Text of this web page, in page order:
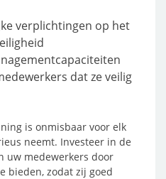
verplichtingen op het
dat ze veilig
is onmisbaar voor elk
neemt. Investeer in de
uw medewerkers door
bieden, zodat zij goed